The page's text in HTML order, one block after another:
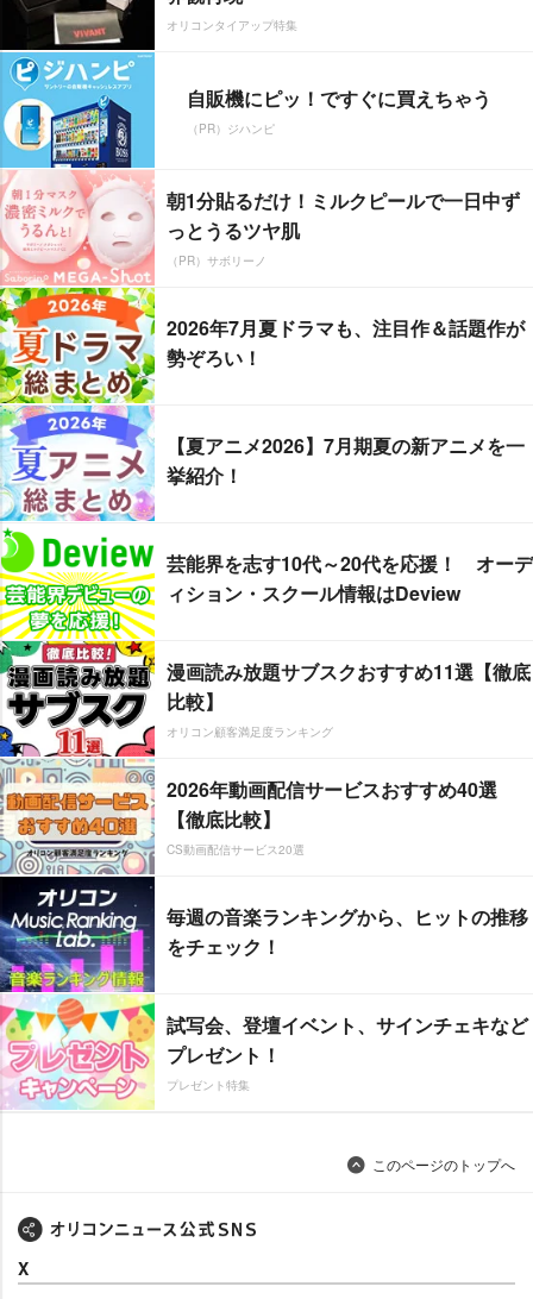
オリコンタイアップ特集
自販機にピッ！ですぐに買えちゃう
（PR）ジハンピ
朝1分貼るだけ！ミルクピールで一日中ず
っとうるツヤ肌
（PR）サボリーノ
2026年7月夏ドラマも、注目作＆話題作が
勢ぞろい！
【夏アニメ2026】7月期夏の新アニメを一
挙紹介！
芸能界を志す10代～20代を応援！ オーデ
ィション・スクール情報はDeview
漫画読み放題サブスクおすすめ11選【徹底
比較】
オリコン顧客満足度ランキング
2026年動画配信サービスおすすめ40選
【徹底比較】
CS動画配信サービス20選
毎週の音楽ランキングから、ヒットの推移
をチェック！
試写会、登壇イベント、サインチェキなど
プレゼント！
プレゼント特集
このページのトップへ
X